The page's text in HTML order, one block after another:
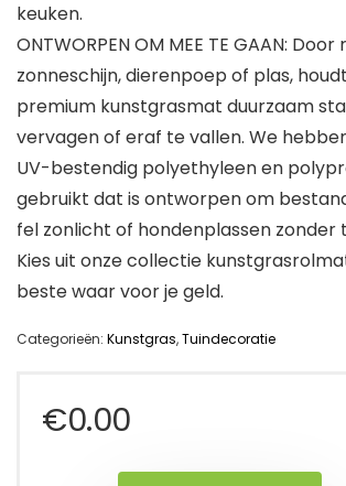
keuken.
ONTWORPEN OM MEE TE GAAN:
zonneschijn, dierenpoep of plas,
premium kunstgrasmat duurzaam
vervagen of eraf te vallen. We
UV-bestendig polyethyleen en
gebruikt dat is ontworpen om
fel zonlicht of hondenplassen zonder
Kies uit onze collectie
beste waar voor je geld.
Categorieën: Kunstgras,Tuindecoratie
€0.00